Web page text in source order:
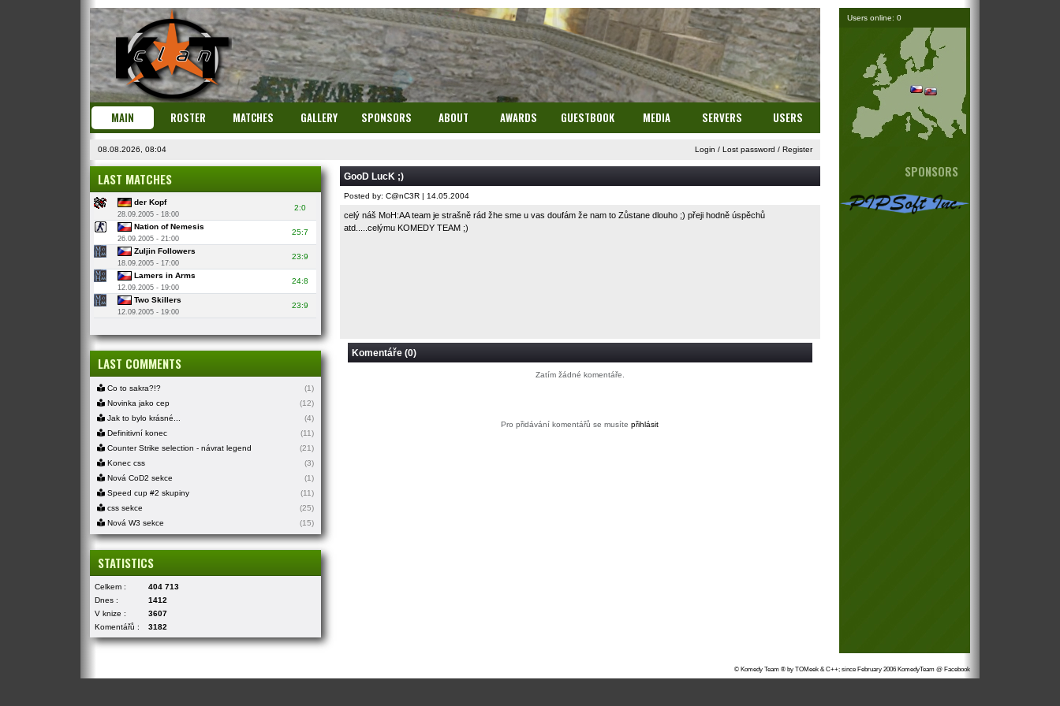
MAIN ROSTER MATCHES GALLERY SPONSORS ABOUT AWARDS GUESTBOOK MEDIA SERVERS USERS
08.08.2026, 08:04 Login / Lost password / Register
LAST MATCHES
der Kopf
28.09.2005 - 18:00
2:0
Nation of Nemesis
26.09.2005 - 21:00
25:7
Zuljin Followers
18.09.2005 - 17:00
23:9
Lamers in Arms
12.09.2005 - 19:00
24:8
Two Skillers
12.09.2005 - 19:00
23:9
LAST COMMENTS
Co to sakra?!?
(1)
Novinka jako cep
(12)
Jak to bylo krásné...
(4)
Definitivní konec
(11)
Counter Strike selection - návrat legend
(21)
Konec css
(3)
Nová CoD2 sekce
(1)
Speed cup #2 skupiny
(11)
css sekce
(25)
Nová W3 sekce
(15)
STATISTICS
Celkem :
404 713
Dnes :
1412
V knize :
3607
Komentářů :
3182
GooD LucK ;)
Posted by: C@nC3R | 14.05.2004
celý náš MoH:AA team je strašně rád žhe sme u vas doufám že nam to Zůstane dlouho ;) přeji hodně úspěchů
atd.....celýmu KOMEDY TEAM ;)
Komentáře (0)
Zatím žádné komentáře.
Pro přidávání komentářů se musítepřihlásit
Users online: 0
SPONSORS
© Komedy Team ® by TOMeek & C++; since February 2006 KomedyTeam @ Facebook